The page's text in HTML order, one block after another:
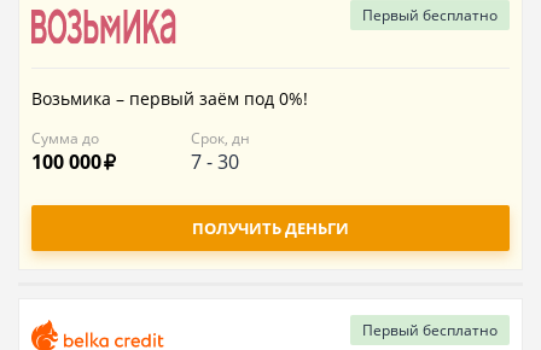
Возьмика – первый заём под 0%!
Сумма до
100 000
Срок, дн
7-30
Первый бесплатно
ПОЛУЧИТЬ ДЕНЬГИ
Первый бесплатно